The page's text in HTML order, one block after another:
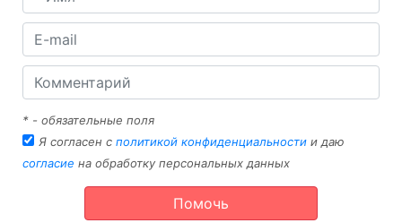
* - обязательные поля
Я согласен с политикой конфиденциальности и даю
согласие на обработку персональных данных
Помочь